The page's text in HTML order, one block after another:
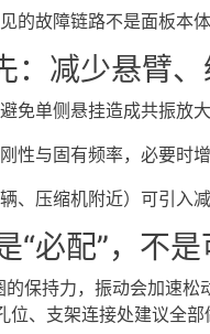
的故障链路不是面板本
：减少悬臂
免单侧悬挂造成共振放大
性与固有频率，必要时
、压缩机附近）可引入
“必配”，不是
保持力，振动会加速
、支架连接处建议全部